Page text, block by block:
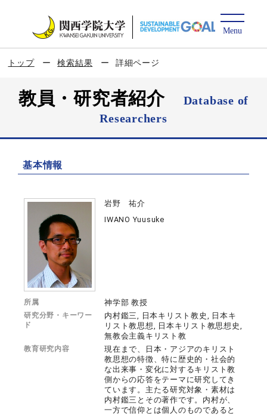
トップ 検索結果 詳細ページ
教員・研究者紹介
Database of
Researchers
基本情報
岩野 祐介
IWANO Yuusuke
所属 神学部 教授
研究分野・キーワー
ド
内村鑑三, 日本キリスト教史, 日本キ
リスト教思想, 日本キリスト教思想史,
無教会主義キリスト教
教育研究内容
現在まで、日本・アジアのキリスト
教思想の特徴、特に歴史的・社会的
な出来事・変化に対するキリスト教
側からの応答をテーマに研究してき
ています。主たる研究対象・素材は
内村鑑三とその著作です。内村が、
一方で信仰とは個人のものであると